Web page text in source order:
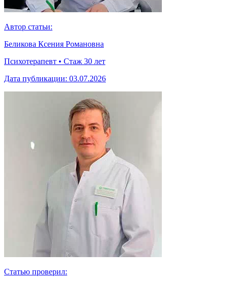
Автор статьи:
Беликова Ксения Романовна
Психотерапевт • Стаж 30 лет
Дата публикации: 03.07.2026
Статью проверил: